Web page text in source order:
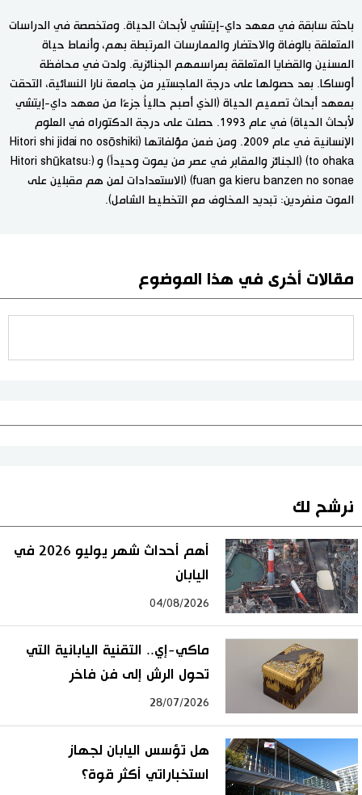
باحثة سابقة في معهد داي-إيتشي لأبحاث الحياة. ومتخصصة في الدراسات
المتعلقة بالوفاة والاحتضار والممارسات المرتبطة بهم، وأنماط حياة
المسنين والقضايا المتعلقة بمراسمهم الجنائزية. ولدت في محافظة
أوساكا. بعد حصولها على درجة الماجستير من جامعة نارا النسائية، التحقت
بمعهد أبحاث تصميم الحياة (الذي أصبح حالياُ جزءًا من معهد داي-إيتشي
لأبحاث الحياة) في عام 1993. حصلت على درجة الدكتوراه في العلوم
الإنسانية في عام 2009. ومن ضمن مؤلفاتها (Hitori shi jidai no osōshiki
to ohaka) (الجنائز والمقابر في عصر من يموت وحيداً) و (Hitori shūkatsu:
fuan ga kieru banzen no sonae) (الاستعدادات لمن هم مقبلين على
الموت منفردين: تبديد المخاوف مع التخطيط الشامل).
مقالات أخرى في هذا الموضوع
نرشح لك
أهم أحداث شهر يوليو 2026 في
اليابان
04/08/2026
ماكي-إي.. التقنية اليابانية التي
تحول الرش إلى فن فاخر
28/07/2026
هل تؤسس اليابان لجهاز
استخباراتي أكثر قوة؟